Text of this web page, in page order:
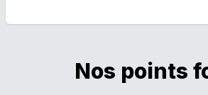
Nos points